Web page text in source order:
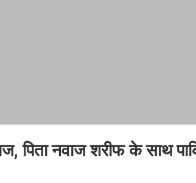
पिता नवाज शरीफ के साथ